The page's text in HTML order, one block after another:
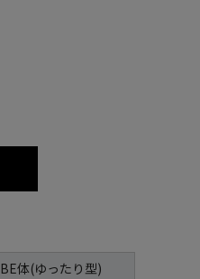
BE体(ゆったり型)